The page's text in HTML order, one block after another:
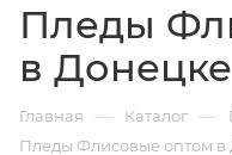
Пледы
в Донецке
Главная — Каталог —
Пледы Флисовые оптом в